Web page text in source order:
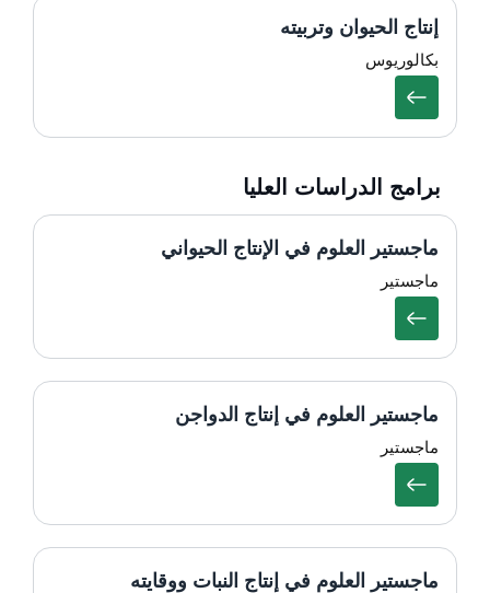
إنتاج الحيوان وتربيته
بكالوريوس
برامج الدراسات العليا
ماجستير العلوم في الإنتاج الحيواني
ماجستير
ماجستير العلوم في إنتاج الدواجن
ماجستير
ماجستير العلوم في إنتاج النبات ووقايته